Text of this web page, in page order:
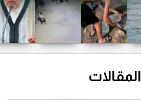
المقالات